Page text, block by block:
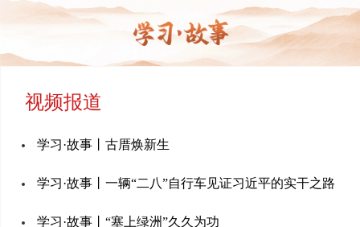
视频报道
学习·故事丨古厝焕新生
学习·故事丨一辆“二八”自行车见证习近平的实干之路
学习·故事丨“塞上绿洲”久久为功